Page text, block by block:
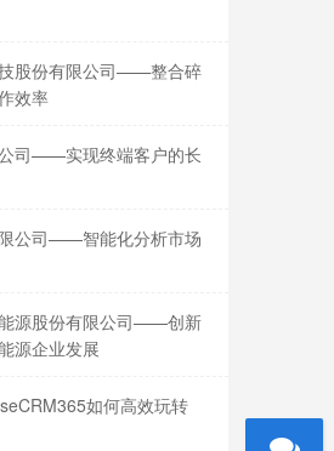
股份有限公司——整合碎
效率
司——实现终端客户的长
公司——智能化分析市场
源股份有限公司——创新
源企业发展
如何高效玩转